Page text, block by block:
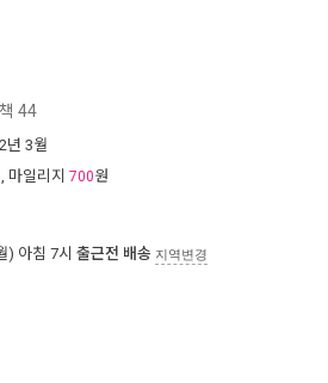
44
년 3월
마일리지 700원
) 아침 7시 출근전 배송 지역변경